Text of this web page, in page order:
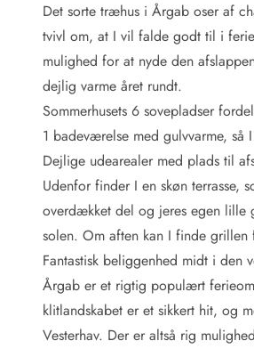
Vejret i Danmark
Sæsontider
Baderegler
Naturbeskyttelse
Webcam
Fotokonkurrence
Fordele hos os
Esmark Rejsecurity
Esmark KidsVIP
Esmark VIP: Fordele og rabataftaler
Prisgaranti
Ingen depositum
Gæsteanmeldelser
Gratis WiFi i ferieområdet
Det sorte træhus i Årgab oser af
tvivl om, at I vil falde godt til i
mulighed for at nyde den
dejlig varme året rundt.
Sommerhusets 6 sovepladser
1 badeværelse med gulvvarme,
Dejlige udearealer med plads til
Udenfor finder I en skøn terrasse,
overdækket del og jeres egen lille
solen. Om aften kan I finde grillen
Fantastisk beliggenhed midt i den
Årgab er et rigtig populært
klitlandskabet er et sikkert hit, og
Vesterhav. Der er altså rig